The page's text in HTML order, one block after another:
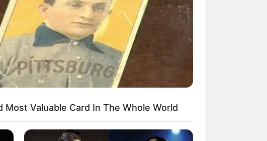
Most Valuable Card In The Whole World
Breath Before You See Her Now